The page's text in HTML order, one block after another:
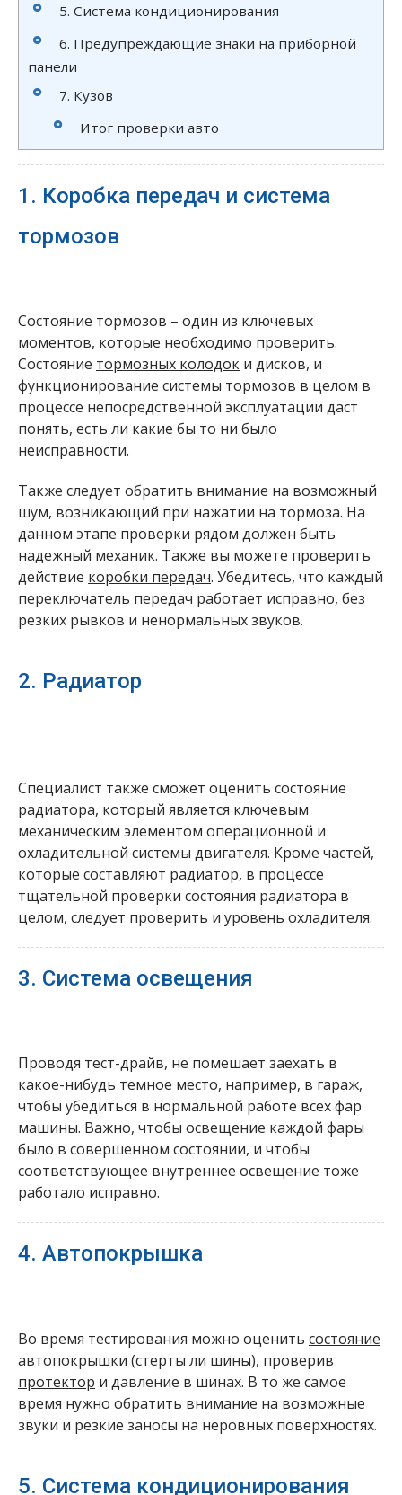
5. Система кондиционирования
6. Предупреждающие знаки на приборной
панели
7. Кузов
Итог проверки авто
1. Коробка передач и система
тормозов
Состояние тормозов – один из ключевых
моментов, которые необходимо проверить.
Состояние тормозных колодок и дисков, и
функционирование системы тормозов в целом в
процессе непосредственной эксплуатации даст
понять, есть ли какие бы то ни было
неисправности.
Также следует обратить внимание на возможный
шум, возникающий при нажатии на тормоза. На
данном этапе проверки рядом должен быть
надежный механик. Также вы можете проверить
действие коробки передач. Убедитесь, что каждый
переключатель передач работает исправно, без
резких рывков и ненормальных звуков.
2. Радиатор
Специалист также сможет оценить состояние
радиатора, который является ключевым
механическим элементом операционной и
охладительной системы двигателя. Кроме частей,
которые составляют радиатор, в процессе
тщательной проверки состояния радиатора в
целом, следует проверить и уровень охладителя.
3. Система освещения
Проводя тест-драйв, не помешает заехать в
какое-нибудь темное место, например, в гараж,
чтобы убедиться в нормальной работе всех фар
машины. Важно, чтобы освещение каждой фары
было в совершенном состоянии, и чтобы
соответствующее внутреннее освещение тоже
работало исправно.
4. Автопокрышка
Во время тестирования можно оценить состояние
автопокрышки (стерты ли шины), проверив
протектор и давление в шинах. В то же самое
время нужно обратить внимание на возможные
звуки и резкие заносы на неровных поверхностях.
5. Система кондиционирования